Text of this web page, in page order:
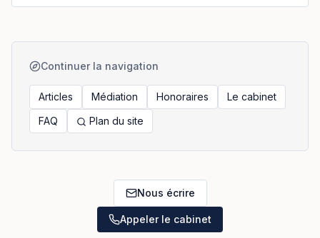
Continuer la navigation
Articles Médiation Honoraires
Le cabinet
FAQ
Plan du site
Nous écrire
Appeler le cabinet